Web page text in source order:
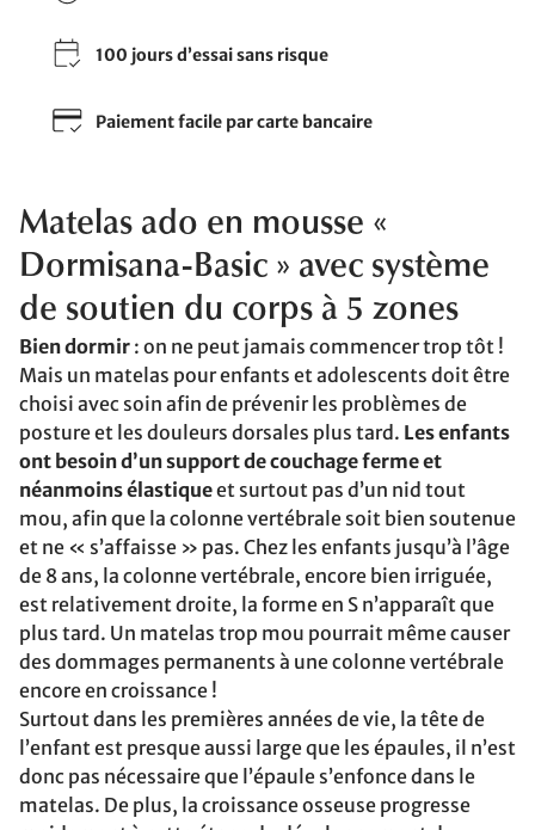
100 jours d’essai sans risque
Paiement facile par carte bancaire
Matelas ado en mousse «
Dormisana-Basic » avec système
de soutien du corps à 5 zones
Bien dormir : on ne peut jamais commencer trop tôt !
Mais un matelas pour enfants et adolescents doit être
choisi avec soin afin de prévenir les problèmes de
posture et les douleurs dorsales plus tard. Les enfants
ont besoin d’un support de couchage ferme et
néanmoins élastiqueet surtout pas d’un nid tout
mou, afin que la colonne vertébrale soit bien soutenue
et ne « s’affaisse » pas. Chez les enfants jusqu’à l’âge
de 8 ans, la colonne vertébrale, encore bien irriguée,
est relativement droite, la forme en S n’apparaît que
plus tard. Un matelas trop mou pourrait même causer
des dommages permanents à une colonne vertébrale
encore en croissance !
Surtout dans les premières années de vie, la tête de
l’enfant est presque aussi large que les épaules, il n’est
donc pas nécessaire que l’épaule s’enfonce dans le
matelas. De plus, la croissance osseuse progresse